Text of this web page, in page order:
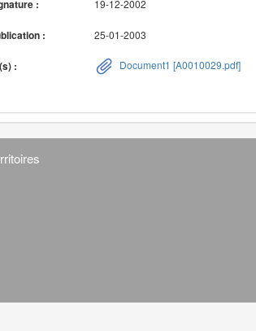
: 19-12-2002
: 25-01-2003
: Document1 [A0010029.pdf]